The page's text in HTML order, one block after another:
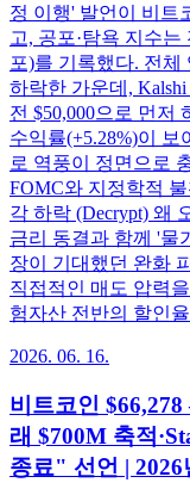
정 이행' 발언이 비트
고, 공포·탐욕 지수
포)를 기록했다. 전체
하락한 가운데,
전 $50,000으로 먼저
수익률(+5.28%)이
로 역풍이 정면으로
FOMC와 지정학적
각 하락 (Decrypt) 왜
금리 동결과 함께 '물
장이 기대했던 완화
직접적인 매도 압력
험자산 전반의 할인율
2026. 06. 16.
비트코인
래 $700M 축적
종료" 선언 | 2026